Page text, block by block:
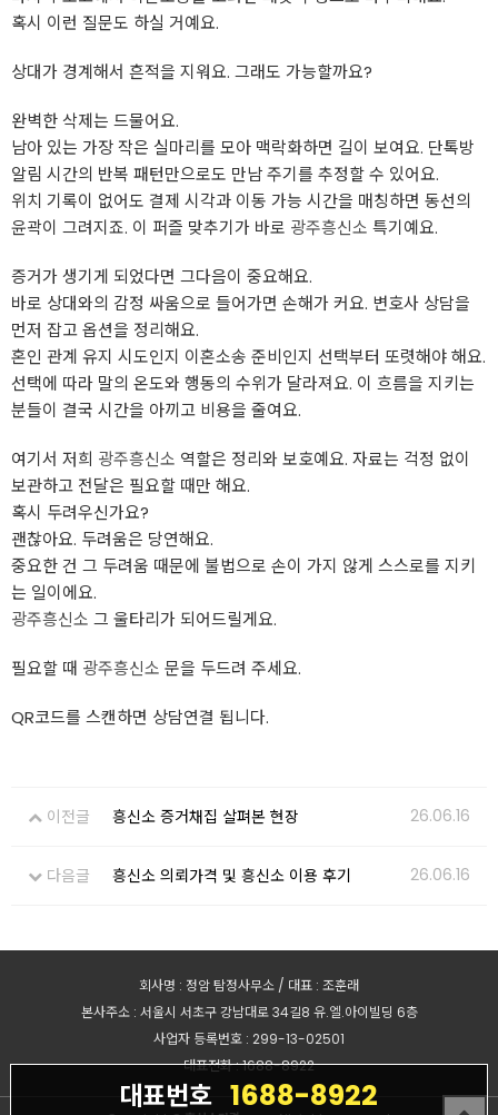
혹시 이런 질문도 하실 거예요.
상대가 경계해서 흔적을 지워요. 그래도 가능할까요?
완벽한 삭제는 드물어요.
남아 있는 가장 작은 실마리를 모아 맥락화하면 길이 보여요. 단톡방
알림 시간의 반복 패턴만으로도 만남 주기를 추정할 수 있어요.
위치 기록이 없어도 결제 시각과 이동 가능 시간을 매칭하면 동선의
윤곽이 그려지죠. 이 퍼즐 맞추기가 바로 광주흥신소 특기예요.
증거가 생기게 되었다면 그다음이 중요해요.
바로 상대와의 감정 싸움으로 들어가면 손해가 커요. 변호사 상담을
먼저 잡고 옵션을 정리해요.
혼인 관계 유지 시도인지 이혼소송 준비인지 선택부터 또렷해야 해요.
선택에 따라 말의 온도와 행동의 수위가 달라져요. 이 흐름을 지키는
분들이 결국 시간을 아끼고 비용을 줄여요.
여기서 저희 광주흥신소 역할은 정리와 보호예요. 자료는 걱정 없이
보관하고 전달은 필요할 때만 해요.
혹시 두려우신가요?
괜찮아요. 두려움은 당연해요.
중요한 건 그 두려움 때문에 불법으로 손이 가지 않게 스스로를 지키
는 일이에요.
광주흥신소 그 울타리가 되어드릴게요.
필요할 때 광주흥신소 문을 두드려 주세요.
QR코드를 스캔하면 상담연결 됩니다.
이전글 흥신소 증거채집 살펴본 현장 26.06.16
다음글 흥신소 의뢰가격 및 흥신소 이용 후기 26.06.16
대표번호 1688-8922
회사명 : 정암 탐정사무소 / 대표 : 조훈래
본사주소 : 서울시 서초구 강남대로 34길8 유.엘.아이빌딩 6층
사업자 등록번호 : 299-13-02501
대표전화 : 1688-8922